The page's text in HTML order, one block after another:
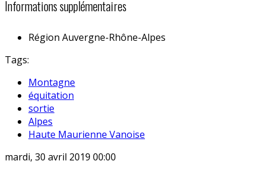
Informations supplémentaires
Région Auvergne-Rhône-Alpes
Tags:
Montagne
équitation
sortie
Alpes
Haute Maurienne Vanoise
mardi, 30 avril 2019 00:00